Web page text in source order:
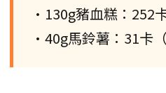
•130g豬血糕：252
•40g馬鈴薯：31卡